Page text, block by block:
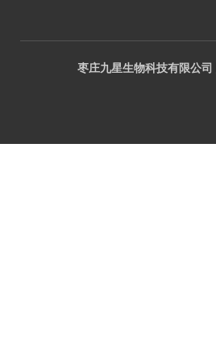
枣庄九星生物科技有限公司